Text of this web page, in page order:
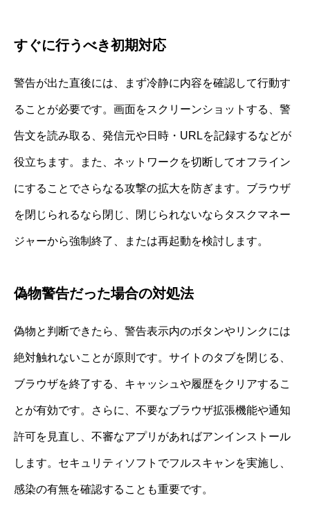
すぐに行うべき初期対応
警告が出た直後には、まず冷静に内容を確認して行動す
ることが必要です。画面をスクリーンショットする、警
告文を読み取る、発信元や日時・URLを記録するなどが
役立ちます。また、ネットワークを切断してオフライン
にすることでさらなる攻撃の拡大を防ぎます。ブラウザ
を閉じられるなら閉じ、閉じられないならタスクマネー
ジャーから強制終了、または再起動を検討します。
偽物警告だった場合の対処法
偽物と判断できたら、警告表示内のボタンやリンクには
絶対触れないことが原則です。サイトのタブを閉じる、
ブラウザを終了する、キャッシュや履歴をクリアするこ
とが有効です。さらに、不要なブラウザ拡張機能や通知
許可を見直し、不審なアプリがあればアンインストール
します。セキュリティソフトでフルスキャンを実施し、
感染の有無を確認することも重要です。